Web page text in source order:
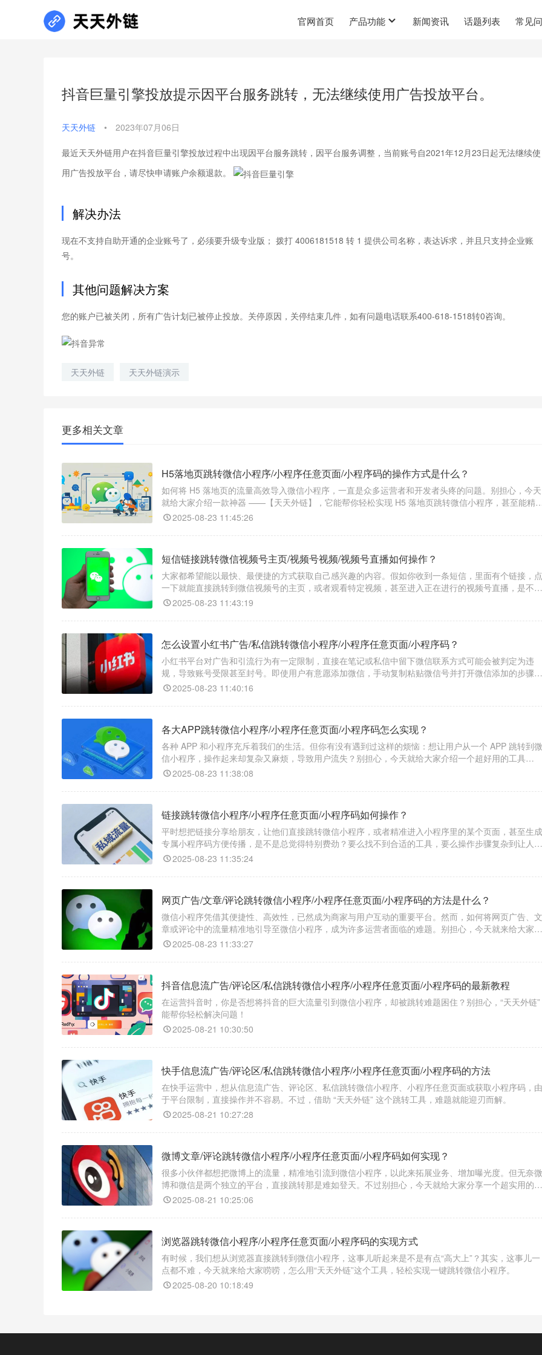
官网首页 产品功能 新闻资讯 话题列表 常见
抖音巨量引擎投放提示因平台服务跳转，无法继续使用广告投放平台。
天天外链 • 2023年07月06日
最近天天外链用户在抖音巨量引擎投放过程中出现因平台服务跳转，因平台服务调整，当前账号自2021年12月23日起无法继续使
用广告投放平台，请尽快申请账户余额退款。
解决办法
现在不支持自助开通的企业账号了，必须要升级专业版； 拨打 4006181518 转 1 提供公司名称，表达诉求，并且只支持企业账
号。
其他问题解决方案
您的账户已被关闭，所有广告计划已被停止投放。关停原因，关停结束几件，如有问题电话联系400-618-1518转0咨询。
天天外链 天天外链演示
更多相关文章
H5落地页跳转微信小程序/小程序任意页面/小程序码的操作方式是什么？
如何将 H5 落地页的流量高效导入微信小程序，一直是众多运营者和开发者头疼的问题。别担心，今天
就给大家介绍一款神器 ——【天天外链】，它能帮你轻松实现 H5 落地页跳转微信小程序，甚至能精
跳转到小程序的任意页面，还能搞定小程序码相关跳转哦！​
2025-08-23 11:45:26
短信链接跳转微信视频号主页/视频号视频/视频号直播如何操作？
大家都希望能以最快、最便捷的方式获取自己感兴趣的内容。假如你收到一条短信，里面有个链接，点
一下就能直接跳转到微信视频号的主页，或者观看特定视频，甚至进入正在进行的视频号直播，是不是
感觉超棒？其实，借助跳转工具【天天外链】，就能轻松实现这一便捷操作。​
2025-08-23 11:43:19
怎么设置小红书广告/私信跳转微信小程序/小程序任意页面/小程序码？
小红书平台对广告和引流行为有一定限制，直接在笔记或私信中留下微信联系方式可能会被判定为违
规，导致账号受限甚至封号。即使用户有意愿添加微信，手动复制粘贴微信号并打开微信添加的步骤较
为繁琐，容易让用户在过程中流失。而“天天外链”就像是一个智能的桥梁，能够打破小红书和微信之间
2025-08-23 11:40:16
各大APP跳转微信小程序/小程序任意页面/小程序码怎么实现？
各种 APP 和小程序充斥着我们的生活。但你有没有遇到过这样的烦恼：想让用户从一个 APP 跳转到微
信小程序，操作起来却复杂又麻烦，导致用户流失？别担心，今天就给大家介绍一个超好用的工具
——“天天外链”，它能帮你轻松实现一键跳转，让流量转化变得轻松又高效。
2025-08-23 11:38:08
链接跳转微信小程序/小程序任意页面/小程序码如何操作？
平时想把链接分享给朋友，让他们直接跳转微信小程序，或者精准进入小程序里的某个页面，甚至生成
专属小程序码方便传播，是不是总觉得特别费劲？要么找不到合适的工具，要么操作步骤复杂到让人头
大，忙活半天还不一定能成功。别担心，今天就给大家安利一个超好用的跳转工具 ——【天天外链】，
2025-08-23 11:35:24
网页广告/文章/评论跳转微信小程序/小程序任意页面/小程序码的方法是什么？
微信小程序凭借其便捷性、高效性，已然成为商家与用户互动的重要平台。然而，如何将网页广告、文
章或评论中的流量精准地引导至微信小程序，成为许多运营者面临的难题。别担心，今天就来给大家支
个招，借助一款神奇的跳转工具——【天天外链】，轻松实现一键跳转，让你的流量转化不再是难题！
2025-08-23 11:33:27
抖音信息流广告/评论区/私信跳转微信小程序/小程序任意页面/小程序码的最新教程
在运营抖音时，你是否想将抖音的巨大流量引到微信小程序，却被跳转难题困住？别担心，“天天外链”
能帮你轻松解决问题！​
2025-08-21 10:30:50
快手信息流广告/评论区/私信跳转微信小程序/小程序任意页面/小程序码的方法
在快手运营中，想从信息流广告、评论区、私信跳转微信小程序、小程序任意页面或获取小程序码，由
于平台限制，直接操作并不容易。不过，借助 “天天外链” 这个跳转工具，难题就能迎刃而解。
2025-08-21 10:27:28
微博文章/评论跳转微信小程序/小程序任意页面/小程序码如何实现？
很多小伙伴都想把微博上的流量，精准地引流到微信小程序，以此来拓展业务、增加曝光度。但无奈微
博和微信是两个独立的平台，直接跳转那是难如登天。不过别担心，今天就给大家分享一个超实用的跳
转工具 —— 天天外链，它能轻松实现微博文章 / 评论跳转微信小程序、小程序任意页面，甚至是小程
2025-08-21 10:25:06
浏览器跳转微信小程序/小程序任意页面/小程序码的实现方式
有时候，我们想从浏览器直接跳转到微信小程序，这事儿听起来是不是有点“高大上”？其实，这事儿一
点都不难，今天就来给大家唠唠，怎么用“天天外链”这个工具，轻松实现一键跳转微信小程序。
2025-08-20 10:18:49